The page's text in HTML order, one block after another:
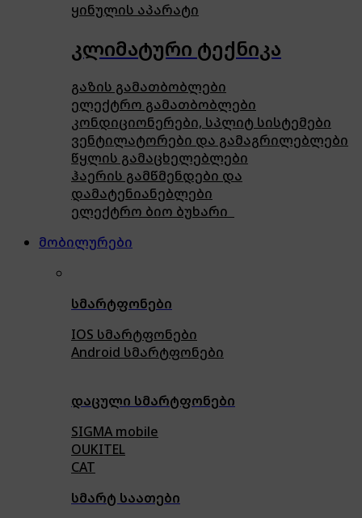
ყინულის აპარატი
კლიმატური ტექნიკა
გაზის გამათბობლები
ელექტრო გამათბობლები
კონდიციონერები, სპლიტ სისტემები
ვენტილატორები და გამაგრილებლები
წყლის გამაცხელებლები
ჰაერის გამწმენდები და
დამატენიანებლები
ელექტრო ბიო ბუხარი
მობილურები
სმარტფონები
IOS სმარტფონები
Android სმარტფონები
დაცული სმარტფონები
SIGMA mobile
OUKITEL
CAT
სმარტ საათები